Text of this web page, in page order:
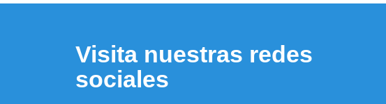
Visita nuestras redes
sociales